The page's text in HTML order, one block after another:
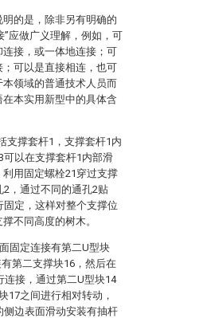
的是，除非另有明确的
”应做广义理解，例如，可
接，或一体地连接；可
可以是直接相连，也可
领域的普通技术人员而
本实用新型中的具体含
支撑套杆1，支撑套杆1内
以在支撑套杆1内部滑
用固定螺栓21穿过支撑
，通过不同的通孔2贴
定，这样对整个支撑位
不同高度的树木。
固定连接有第二U型块
第二支撑块16，然后在
连接，通过第二U型块14
17之间进行相对转动，
侧边表面滑动安装有抽杆